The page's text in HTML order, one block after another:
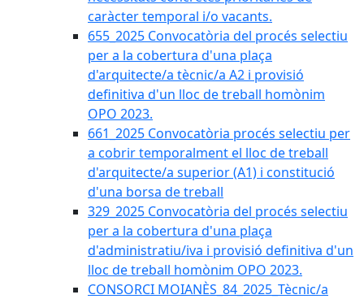
caràcter temporal i/o vacants.
655_2025 Convocatòria del procés selectiu
per a la cobertura d'una plaça
d'arquitecte/a tècnic/a A2 i provisió
definitiva d'un lloc de treball homònim
OPO 2023.
661_2025 Convocatòria procés selectiu per
a cobrir temporalment el lloc de treball
d'arquitecte/a superior (A1) i constitució
d'una borsa de treball
329_2025 Convocatòria del procés selectiu
per a la cobertura d'una plaça
d'administratiu/iva i provisió definitiva d'un
lloc de treball homònim OPO 2023.
CONSORCI MOIANÈS_84_2025_Tècnic/a